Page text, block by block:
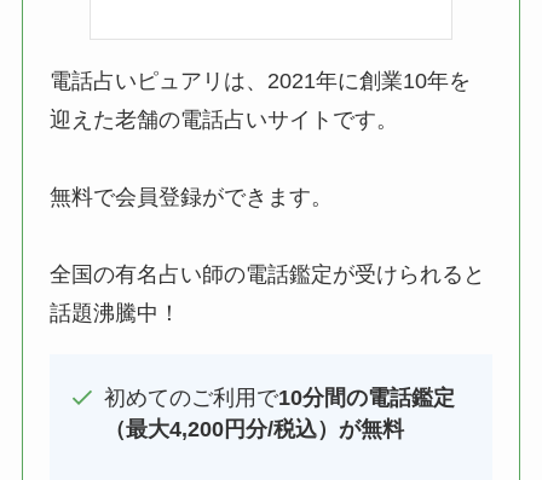
電話占いピュアリは、2021年に創業10年を
迎えた老舗の電話占いサイトです。
無料で会員登録ができます。
全国の有名占い師の電話鑑定が受けられると
話題沸騰中！
初めてのご利用で10分間の電話鑑定
（最大4,200円分/税込）が無料